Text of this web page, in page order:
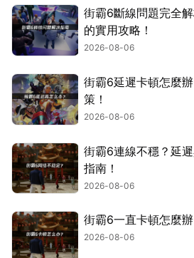
街霸6斷線問題完全
的實用攻略！
2026-08-06
街霸6延遲卡頓怎麼
策！
2026-08-06
街霸6連線不穩？延
指南！
2026-08-06
街霸6一直卡頓怎麼
2026-08-06